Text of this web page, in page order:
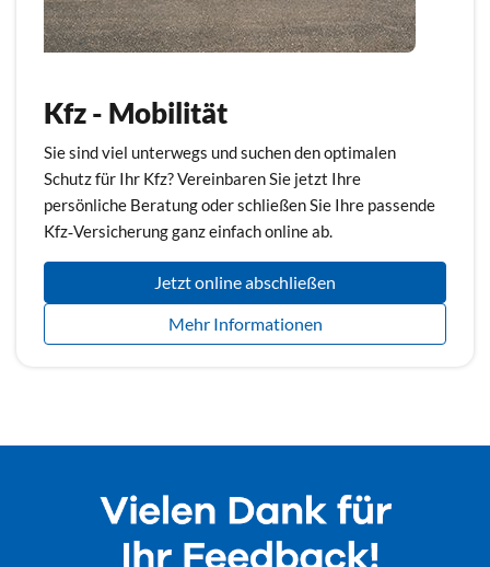
Kfz - Mobilität
Sie sind viel unterwegs und suchen den optimalen
Schutz für Ihr Kfz? Vereinbaren Sie jetzt Ihre
persönliche Beratung oder schließen Sie Ihre passende
Kfz‑Versicherung ganz einfach online ab.
Jetzt online abschließen
Mehr Informationen